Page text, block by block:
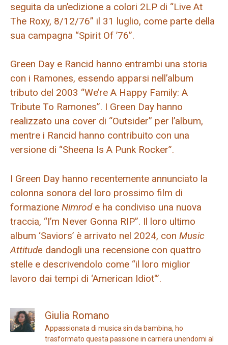
seguita da un’edizione a colori 2LP di “Live At
The Roxy, 8/12/76” il 31 luglio, come parte della
sua campagna “Spirit Of ’76”.
Green Day e Rancid hanno entrambi una storia
con i Ramones, essendo apparsi nell’album
tributo del 2003 “We’re A Happy Family: A
Tribute To Ramones”. I Green Day hanno
realizzato una cover di “Outsider” per l’album,
mentre i Rancid hanno contribuito con una
versione di “Sheena Is A Punk Rocker”.
I Green Day hanno recentemente annunciato la
colonna sonora del loro prossimo film di
formazione Nimrod e ha condiviso una nuova
traccia, “I’m Never Gonna RIP”. Il loro ultimo
album ‘Saviors’ è arrivato nel 2024, con Music
Attitude dandogli una recensione con quattro
stelle e descrivendolo come “il loro miglior
lavoro dai tempi di ‘American Idiot'”.
Giulia Romano
Appassionata di musica sin da bambina, ho
trasformato questa passione in carriera unendomi al